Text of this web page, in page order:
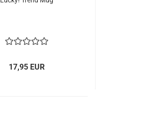
17,95 EUR